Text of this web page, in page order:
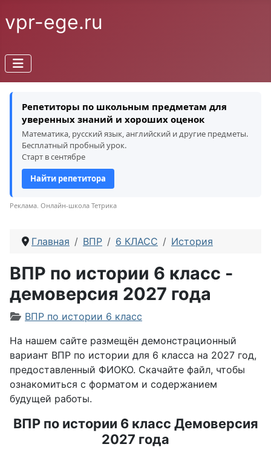
vpr-ege.ru
Репетиторы по школьным предметам для
уверенных знаний и хороших оценок
Математика, русский язык, английский и другие предметы.
Бесплатный пробный урок.
Старт в сентябре
Найти репетитора
Реклама. Онлайн-школа Тетрика
Главная ВПР 6 КЛАСС История
ВПР по истории 6 класс -
демоверсия 2027 года
Информация о материале
ВПР по истории 6 класс
На нашем сайте размещён демонстрационный
вариант ВПР по истории для 6 класса на 2027 год,
предоставленный ФИОКО. Скачайте файл, чтобы
ознакомиться с форматом и содержанием
будущей работы.
ВПР по истории 6 класс Демоверсия
2027 года